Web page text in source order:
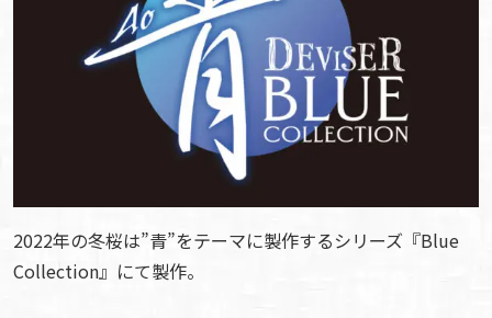
2022年の冬桜は”青”をテーマに製作するシリーズ『Blue
Collection』にて製作。